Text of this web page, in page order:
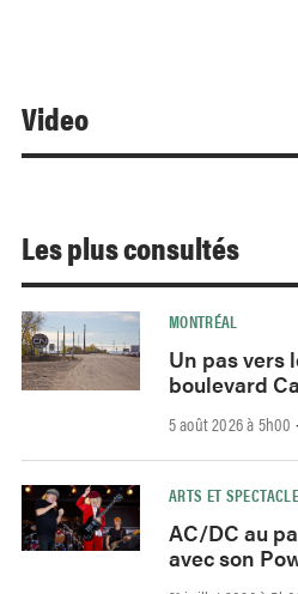
Video
Les plus consultés
MONTRÉAL
Un pas vers
boulevard
5 août 2026 à 5h00
ARTS ET
AC/DC au
avec son